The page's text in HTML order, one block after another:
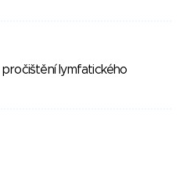
pročištění lymfatického